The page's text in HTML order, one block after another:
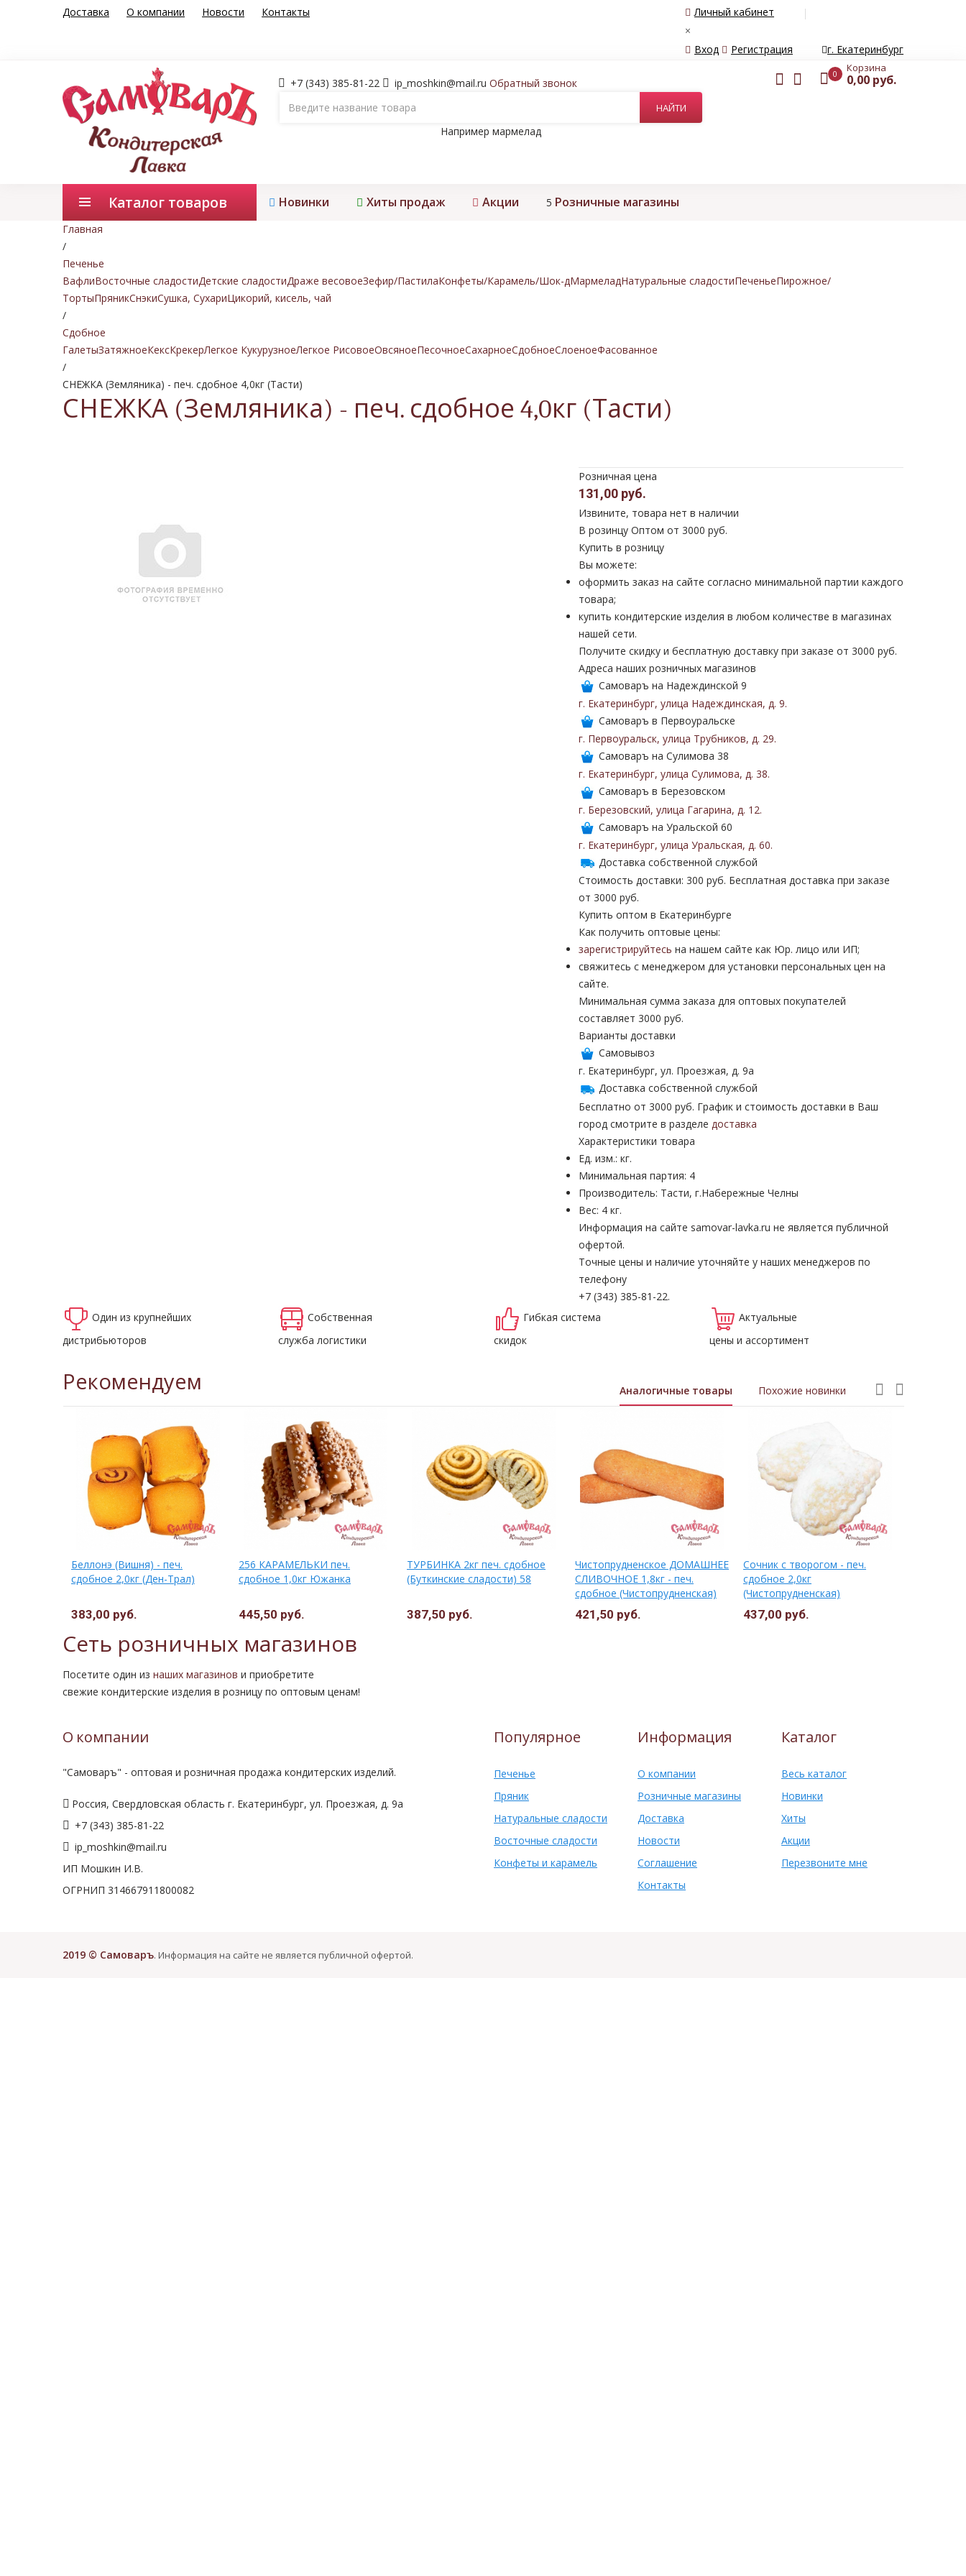
Доставка О компании Новости Контакты
Личный кабинет
×
Вход
Регистрация г. Екатеринбург
+7 (343) 385-81-22 ip_moshkin@mail.ru Обратный звонок
Например мармелад
0 Корзина
0,00 руб.
Каталог товаров Новинки Хиты продаж Акции 5 Розничные магазины
Главная
/
Печенье
ВафлиВосточные сладостиДетские сладостиДраже весовоеЗефир/ПастилаКонфеты/Карамель/Шок-дМармеладНатуральные сладостиПеченьеПирожное/
ТортыПряникСнэкиСушка, СухариЦикорий, кисель, чай
/
Сдобное
ГалетыЗатяжноеКексКрекерЛегкое КукурузноеЛегкое РисовоеОвсяноеПесочноеСахарноеСдобноеСлоеноеФасованное
/
СНЕЖКА (Земляника) - печ. сдобное 4,0кг (Тасти)
СНЕЖКА (Земляника) - печ. сдобное 4,0кг (Тасти)
Розничная цена
131,00 руб.
Извините, товара нет в наличии
В розинцу Оптом от 3000 руб.
Купить в розницу
Вы можете:
оформить заказ на сайте согласно минимальной партии каждого
товара;
купить кондитерские изделия в любом количестве в магазинах
нашей сети.
Получите скидку и бесплатную доставку при заказе от 3000 руб.
Адреса наших розничных магазинов
Самоваръ на Надеждинской 9
г. Екатеринбург, улица Надеждинская, д. 9.
Самоваръ в Первоуральске
г. Первоуральск, улица Трубников, д. 29.
Самоваръ на Сулимова 38
г. Екатеринбург, улица Сулимова, д. 38.
Самоваръ в Березовском
г. Березовский, улица Гагарина, д. 12.
Самоваръ на Уральской 60
г. Екатеринбург, улица Уральская, д. 60.
Доставка собственной службой
Стоимость доставки: 300 руб. Бесплатная доставка при заказе
от 3000 руб.
Купить оптом в Екатеринбурге
Как получить оптовые цены:
зарегистрируйтесь на нашем сайте как Юр. лицо или ИП;
свяжитесь с менеджером для установки персональных цен на
сайте.
Минимальная сумма заказа для оптовых покупателей
составляет 3000 руб.
Варианты доставки
Самовывоз
г. Екатеринбург, ул. Проезжая, д. 9а
Доставка собственной службой
Бесплатно от 3000 руб. График и стоимость доставки в Ваш
город смотрите в разделе доставка
Характеристики товара
Ед. изм.: кг.
Минимальная партия: 4
Производитель: Тасти, г.Набережные Челны
Вес: 4 кг.
Информация на сайте samovar-lavka.ru не является публичной
офертой.
Точные цены и наличие уточняйте у наших менеджеров по
телефону
+7 (343) 385-81-22.
Один из крупнейших
дистрибьюторов
Собственная
служба логистики
Гибкая система
скидок
Актуальные
цены и ассортимент
Рекомендуем Аналогичные товары Похожие новинки
Беллонэ (Вишня) - печ.
сдобное 2,0кг (Ден-Трал)
383,00 руб.
256 КАРАМЕЛЬКИ печ.
сдобное 1,0кг Южанка
445,50 руб.
ТУРБИНКА 2кг печ. сдобное
(Буткинские сладости) 58
387,50 руб.
Чистопрудненское ДОМАШНЕЕ
СЛИВОЧНОЕ 1,8кг - печ.
сдобное (Чистопрудненская)
421,50 руб.
Сочник с творогом - печ.
сдобное 2,0кг
(Чистопрудненская)
437,00 руб.
Сеть розничных магазинов
Посетите один из наших магазинов и приобретите
свежие кондитерские изделия в розницу по оптовым ценам!
О компании
"Самоваръ" - оптовая и розничная продажа кондитерских изделий.
Россия, Свердловская область г. Екатеринбург, ул. Проезжая, д. 9а
+7 (343) 385-81-22
ip_moshkin@mail.ru
ИП Мошкин И.В.
ОГРНИП 314667911800082
Популярное
Печенье
Пряник
Натуральные сладости
Восточные сладости
Конфеты и карамель
Информация
О компании
Розничные магазины
Доставка
Новости
Соглашение
Контакты
Каталог
Весь каталог
Новинки
Хиты
Акции
Перезвоните мне
2019 © Самоваръ. Информация на сайте не является публичной офертой.